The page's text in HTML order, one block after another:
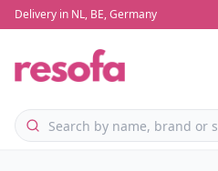
Delivery in NL, BE, Germany